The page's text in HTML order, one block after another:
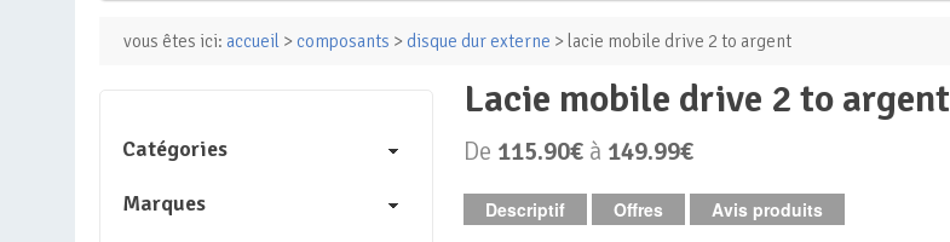
PC de bureau
Mini PC
PC Tout-en-un
Alimentation PC
Boitier PC
Carte graphique
Carte mère
vous êtes ici: accueil > composants > disque dur externe > lacie mobile drive 2 to argent
lacie mobile drive 2 to argent
De 115.90€ à 149.99€
Descriptif Offres Avis produits
Catégories
Marques